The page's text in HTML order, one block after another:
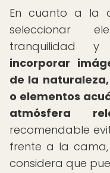
En cuanto a la
seleccionar
tranquilidad
incorporar
de la
o elementos
atmósfera
recomendable
frente a la cama,
considera que